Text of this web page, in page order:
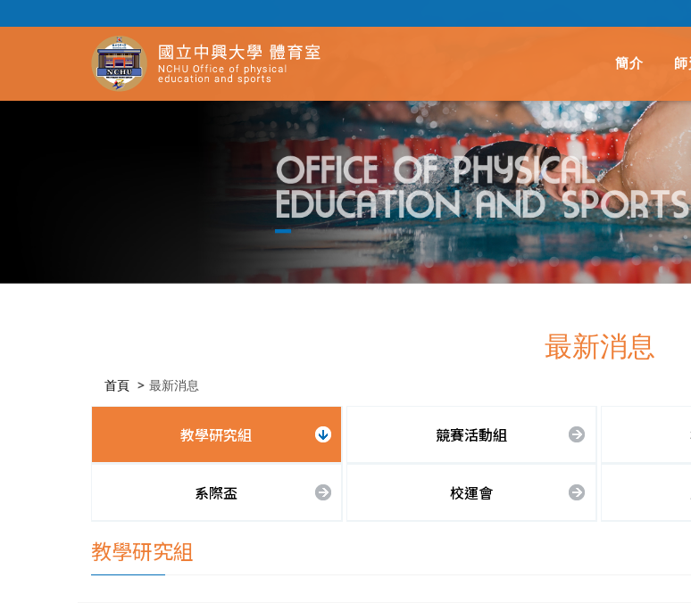
簡介
最新消息
首頁 最新消息
教學研究組 競賽活動組
系際盃 校運會
教學研究組